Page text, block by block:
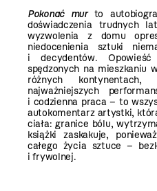
Pokonać murto
doświadczenia trudnych
wyzwolenia z domu
niedocenienia sztuki
i decydentów.
spędzonych na mieszkaniu
różnych
najważniejszych
i codzienna praca – to
autokomentarz artystki,
ciała: granice bólu,
książki zaskakuje,
całego życia sztuce –
i frywolnej.